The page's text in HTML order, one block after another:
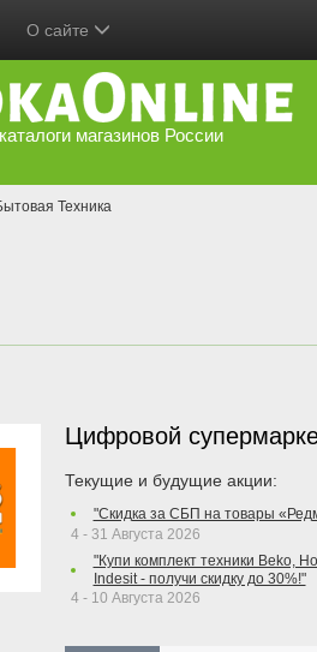
О сайте
магазинов России
Техника
Цифровой
Текущие и будущие акции:
"Скидка за СБП на товары
4 - 31 Августа 2026
"Купи комплект техники Beko,
Indesit - получи скидку до 30%!"
4 - 10 Августа 2026